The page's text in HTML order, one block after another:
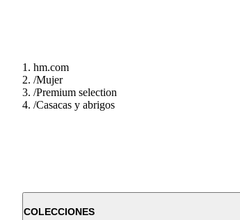
hm.com
/Mujer
/Premium selection
/Casacas y abrigos
COLECCIONES